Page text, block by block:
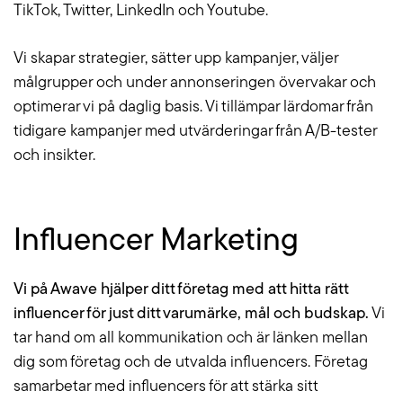
TikTok, Twitter, LinkedIn och Youtube.
Vi skapar strategier, sätter upp kampanjer, väljer
målgrupper och under annonseringen övervakar och
optimerar vi på daglig basis. Vi tillämpar lärdomar från
tidigare kampanjer med utvärderingar från A/B-tester
och insikter.
Influencer Marketing
Vi på Awave hjälper ditt företag med att hitta rätt
influencer för just ditt varumärke, mål och budskap. Vi
tar hand om all kommunikation och är länken mellan
dig som företag och de utvalda influencers. Företag
samarbetar med influencers för att stärka sitt